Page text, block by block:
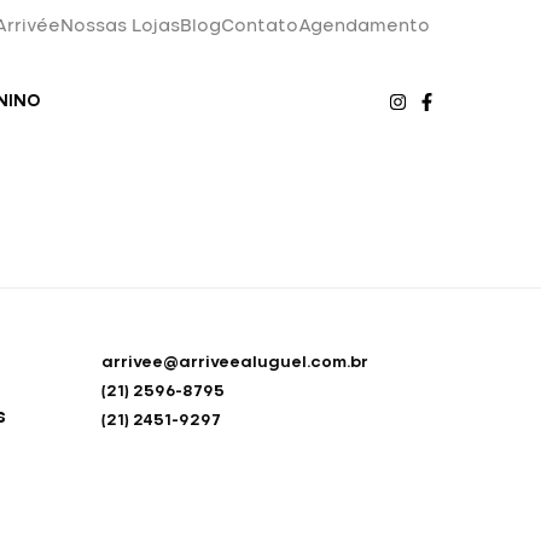
Nossas LojasBlogContatoAgendamento
arrivee@arriveealuguel.com.br
(21) 2596-8795
(21) 2451-9297